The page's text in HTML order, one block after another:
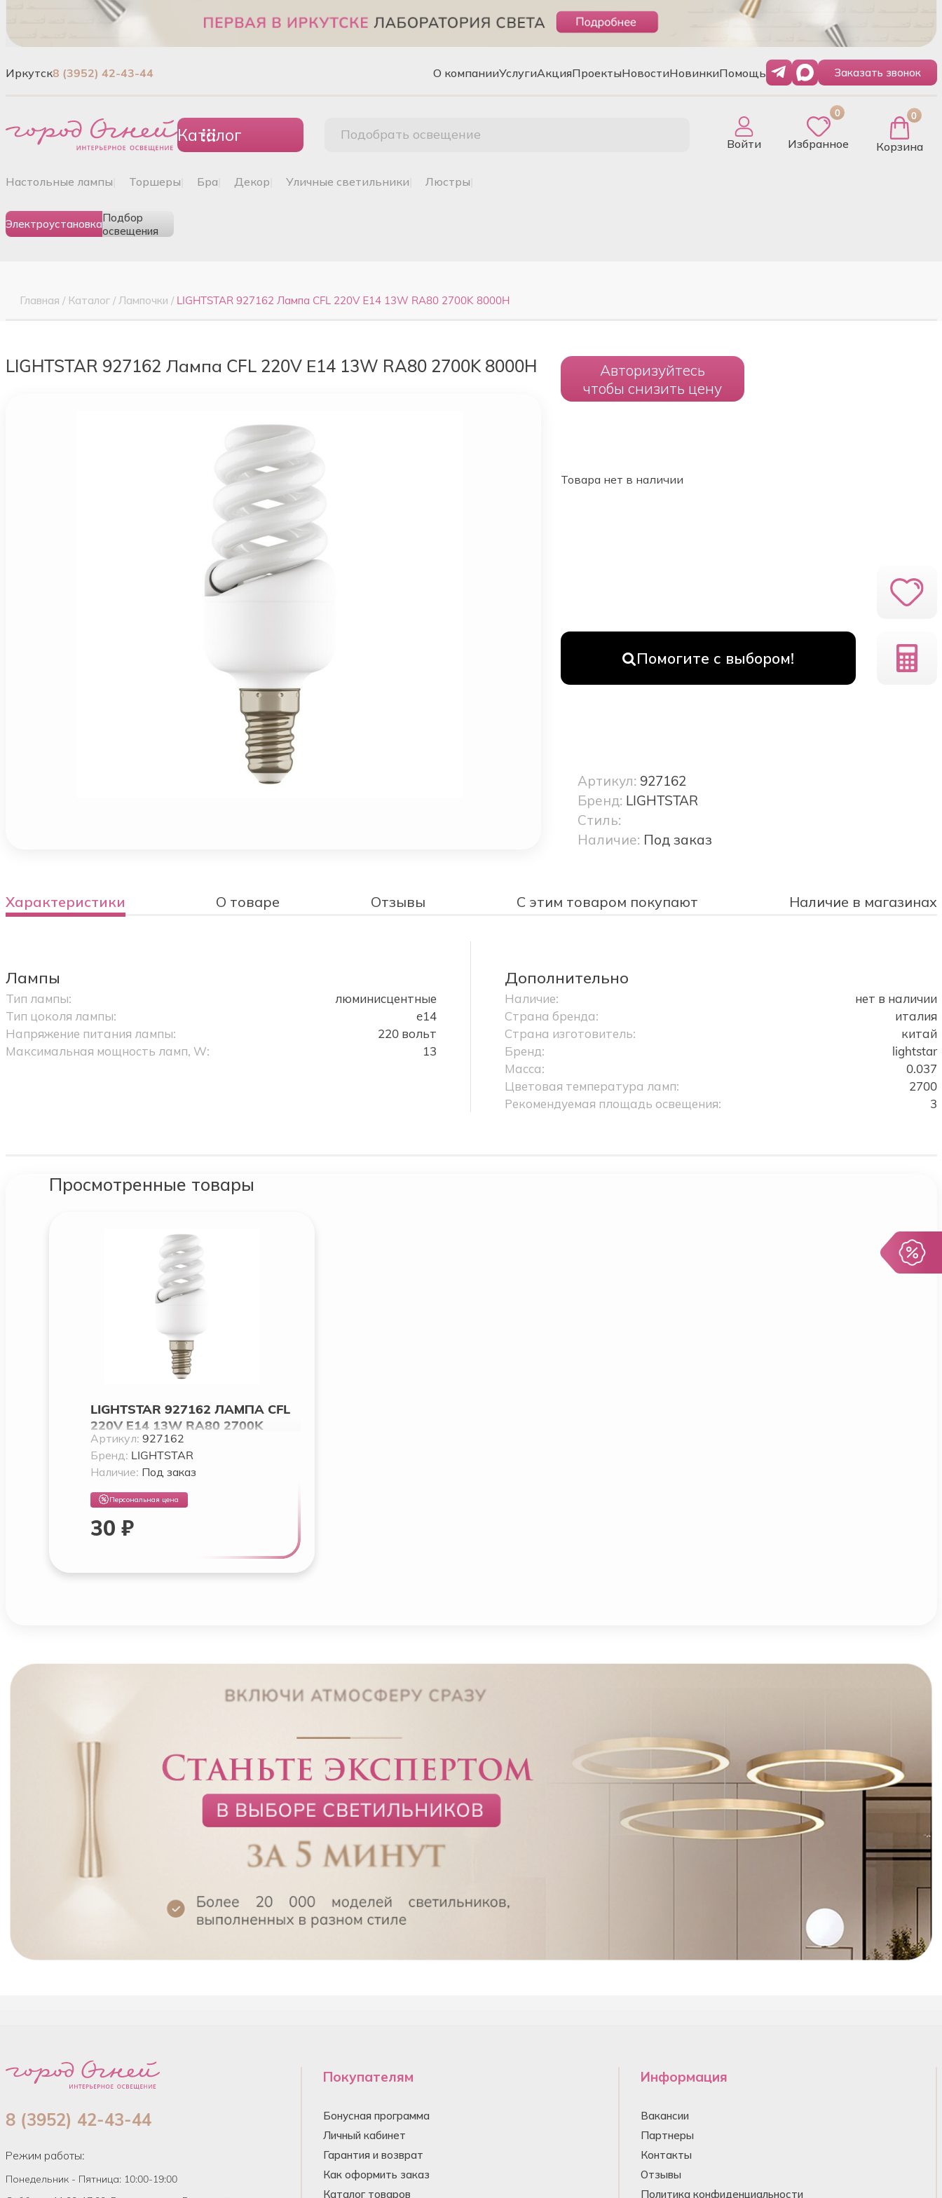
Иркутск8 (3952) 42-43-44 О компанииУслугиАкцияПроектыНовостиНовинкиПомощь Заказать звонок
Каталог Подобрать освещение
Войти
0
Избранное
0
Корзина
настольные лампы торшеры бра декор уличные светильники люстры
ЭлектроустановкаПодбор
освещения
Главная / Каталог / Лампочки / LIGHTSTAR 927162 Лампа CFL 220V Е14 13W RA80 2700K 8000H
LIGHTSTAR 927162 Лампа CFL 220V Е14 13W RA80 2700K 8000H
Авторизуйтесь
чтобы снизить цену
Товара нет в наличии
Помогите с выбором!
Артикул: 927162
Бренд: LIGHTSTAR
Стиль:
Наличие: Под заказ
Характеристики О товаре Отзывы С этим товаром покупают Наличие в магазинах
Лампы
Тип лампы:
люминисцентные
Тип цоколя лампы:
e14
Напряжение питания лампы:
220 вольт
Максимальная мощность ламп, W:
13
Дополнительно
Наличие:
нет в наличии
Страна бренда:
италия
Страна изготовитель:
китай
Бренд:
lightstar
Масса:
0.037
Цветовая температура ламп:
2700
Рекомендуемая площадь освещения:
3
Просмотренные товары
LIGHTSTAR 927162 ЛАМПА CFL
220V Е14 13W RA80 2700K
8000H
Артикул: 927162
Бренд: LIGHTSTAR
Наличие: Под заказ
Персональная цена
30 ₽
8 (3952) 42-43-44
Режим работы:
Понедельник - Пятница: 10:00-19:00
Покупателям
Бонусная программа
Личный кабинет
Гарантия и возврат
Как оформить заказ
Каталог товаров
Информация
Вакансии
Партнеры
Контакты
Отзывы
Политика конфиденциальности